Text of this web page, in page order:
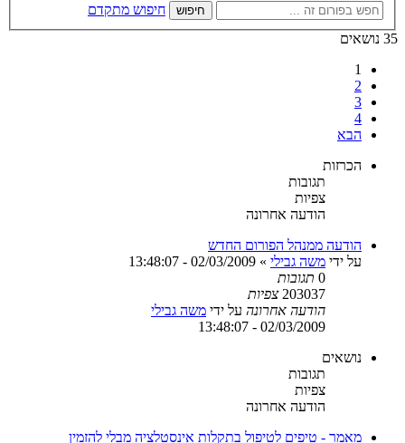
חיפוש
חיפוש מתקדם
35 נושאים
1
2
3
4
הבא
הכרזות
תגובות
צפיות
הודעה אחרונה
הודעה ממנהל הפורום החדש
על ידי משה גבילי »
02/03/2009 - 13:48:07
0 תגובות
203037 צפיות
הודעה אחרונה על ידי משה גבילי
02/03/2009 - 13:48:07
נושאים
תגובות
צפיות
הודעה אחרונה
מאמר - טיפים לטיפול בתקלות אינסטלציה מבלי להזמין